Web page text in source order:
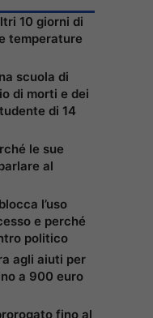
10 giorni di
temperature
scuola di
di morti e dei
di 14
le sue
al
l’uso
e perché
politico
agli aiuti per
a 900 euro
fino al